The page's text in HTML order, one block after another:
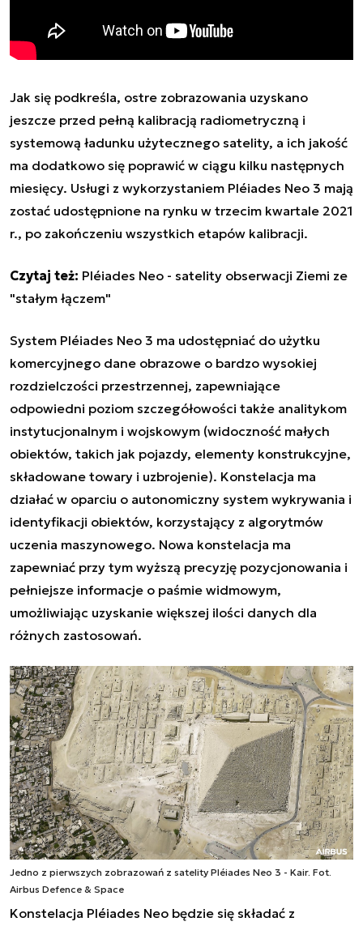
Jak się podkreśla, ostre zobrazowania uzyskano
jeszcze przed pełną kalibracją radiometryczną i
systemową ładunku użytecznego satelity, a ich jakość
ma dodatkowo się poprawić w ciągu kilku następnych
miesięcy. Usługi z wykorzystaniem Pléiades Neo 3 mają
zostać udostępnione na rynku w trzecim kwartale 2021
r., po zakończeniu wszystkich etapów kalibracji.
Czytaj też: Pléiades Neo - satelity obserwacji Ziemi ze
"stałym łączem"
System Pléiades Neo 3 ma udostępniać do użytku
komercyjnego dane obrazowe o bardzo wysokiej
rozdzielczości przestrzennej, zapewniające
odpowiedni poziom szczegółowości także analitykom
instytucjonalnym i wojskowym (widoczność małych
obiektów, takich jak pojazdy, elementy konstrukcyjne,
składowane towary i uzbrojenie). Konstelacja ma
działać w oparciu o autonomiczny system wykrywania i
identyfikacji obiektów, korzystający z algorytmów
uczenia maszynowego. Nowa konstelacja ma
zapewniać przy tym wyższą precyzję pozycjonowania i
pełniejsze informacje o paśmie widmowym,
umożliwiając uzyskanie większej ilości danych dla
różnych zastosowań.
Jedno z pierwszych zobrazowań z satelity Pléiades Neo 3 - Kair. Fot.
Airbus Defence & Space
Konstelacja Pléiades Neo będzie się składać z